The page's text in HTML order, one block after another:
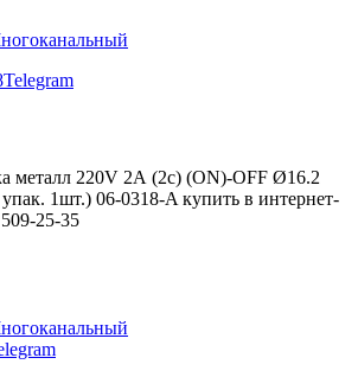
Telegram
металл 220V 2А (2с) (ON)-OFF Ø16.2
1шт.) 06-0318-A купить в интернет-
25-35